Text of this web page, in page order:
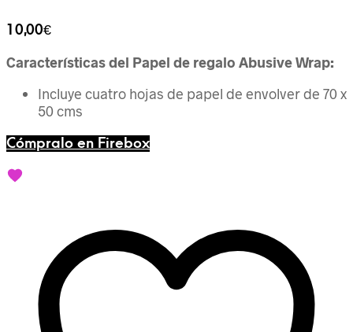
10,00€
Características del Papel de regalo Abusive Wrap:
Incluye cuatro hojas de papel de envolver de 70 x
50 cms
Cómpralo en Firebox